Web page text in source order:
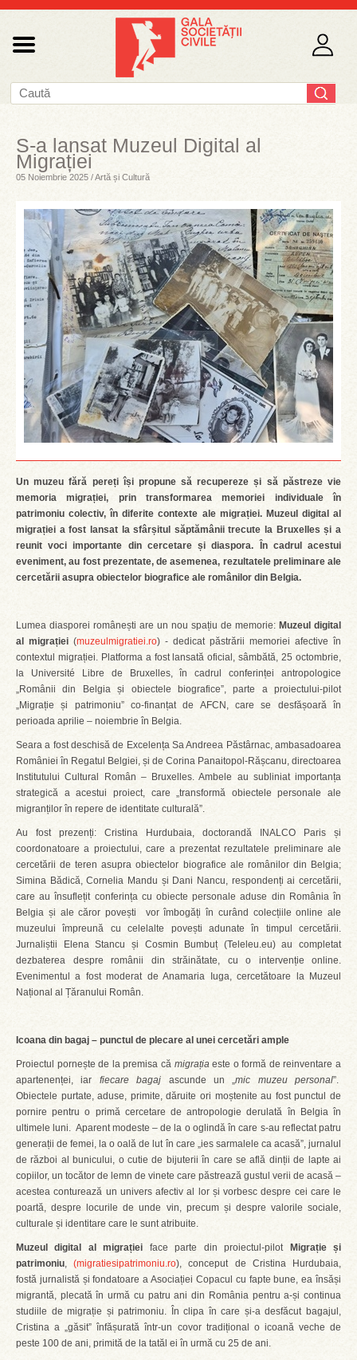
S-a lansat Muzeul Digital al
Migrației
05 Noiembrie 2025 / Artă și Cultură
Un muzeu fără pereți își propune să recupereze și să păstreze vie
memoria migrației, prin transformarea memoriei individuale în
patrimoniu colectiv, în diferite contexte ale migrației. Muzeul digital al
migrației a fost lansat la sfârșitul săptămânii trecute la Bruxelles și a
reunit voci importante din cercetareși diaspora. În cadrul acestui
eveniment, au fost prezentate, de asemenea, rezultatele preliminare ale
cercetării asupra obiectelor biografice ale românilor din Belgia.
Lumea diasporei românești are un nou spațiu de memorie: Muzeul digital
al migrației (muzeulmigratiei.ro) - dedicat păstrării memoriei afective în
contextul migrației. Platforma a fost lansată oficial, sâmbătă, 25 octombrie,
la Université Libre de Bruxelles, în cadrul conferinței antropologice
„Românii din Belgia și obiectele biografice”, parte a proiectului-pilot
„Migrație și patrimoniu” co-finanțat de AFCN, care se desfășoară în
perioada aprilie – noiembrie în Belgia.
Seara a fost deschisă de Excelența Sa Andreea Păstârnac, ambasadoarea
României în Regatul Belgiei, și de Corina Panaitopol-Rășcanu, directoarea
Institutului Cultural Român – Bruxelles. Ambele au subliniat importanța
strategică a acestui proiect, care „transformă obiectele personale ale
migranților în repere de identitate culturală”.
Au fost prezenți: Cristina Hurdubaia, doctorandă INALCO Paris și
coordonatoare a proiectului, care a prezentat rezultatele preliminare ale
cercetării de teren asupra obiectelor biografice ale românilor din Belgia;
Simina Bădică, Cornelia Mandu și Dani Nancu, respondenți ai cercetării,
care au însuflețit conferința cu obiecte personale aduse din România în
Belgia și ale căror povești vor îmbogăți în curând colecțiile online ale
muzeului împreună cu celelalte povești adunate în timpul cercetării.
Jurnaliștii Elena Stancu și Cosmin Bumbuț (Teleleu.eu) au completat
dezbaterea despre românii din străinătate, cu o intervenție online.
Evenimentul a fost moderat de Anamaria Iuga, cercetătoare la Muzeul
Național al Țăranului Român.
Icoana din bagaj – punctul de plecare al unei cercetări ample
Proiectul pornește de la premisa că migrațiaeste o formă de reinventare a
apartenenței, iar fiecare bagaj ascunde un „mic muzeu personal”.
Obiectele purtate, aduse, primite, dăruite ori moștenite au fost punctul de
pornire pentru o primă cercetare de antropologie derulată în Belgia în
ultimele luni. Aparent modeste – de la o oglindă în care s-au reflectat patru
generații de femei, la o oală de lut în care „ies sarmalele ca acasă”, jurnalul
de război al bunicului, o cutie de bijuterii în care se află dinții de lapte ai
copiilor, un tocător de lemn de vinete care păstrează gustul verii de acasă –
acestea conturează un univers afectiv al lor și vorbesc despre cei care le
poartă, despre locurile de unde vin, precum și despre valorile sociale,
culturale și identitare care le sunt atribuite.
Muzeul digital al migrației face parte din proiectul-pilot
Migrație și
patrimoniu,(migratiesipatrimoniu.ro), conceput de Cristina Hurdubaia,
fostă jurnalistă și fondatoare a Asociației Copacul cu fapte bune, ea însăși
migrantă, plecată în urmă cu patru ani din România pentru a-și continua
studiile de migrație și patrimoniu. În clipa în care și-a desfăcut bagajul,
Cristina a „găsit” înfășurată într-un covor tradițional o icoană veche de
peste 100 de ani, primită de la tatăl ei în urmă cu 25 de ani.